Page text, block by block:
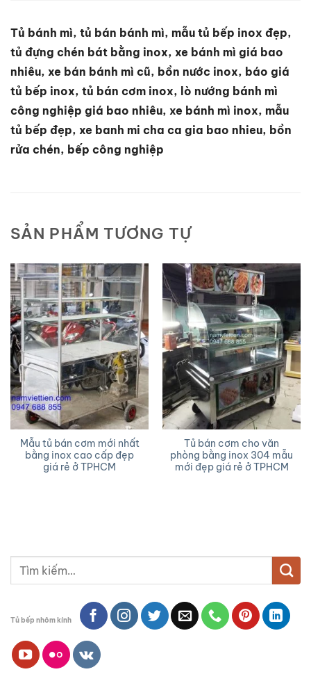
Tủ bánh mì, tủ bán bánh mì, mẫu tủ bếp inox đẹp,
tủ đựng chén bát bằng inox, xe bánh mì giá bao
nhiêu, xe bán bánh mì cũ, bồn nước inox, báo giá
tủ bếp inox, tủ bán cơm inox, lò nướng bánh mì
công nghiệp giá bao nhiêu, xe bánh mì inox, mẫu
tủ bếp đẹp, xe banh mi cha ca gia bao nhieu, bồn
rửa chén, bếp công nghiệp
SẢN PHẨM TƯƠNG TỰ
Mẫu tủ bán cơm mới nhất
bằng inox cao cấp đẹp
giá rẻ ở TPHCM
Tủ bán cơm cho văn
phòng bằng inox 304 mẫu
mới đẹp giá rẻ ở TPHCM
Tìm
kiếm:
Tủ bếp nhôm kính